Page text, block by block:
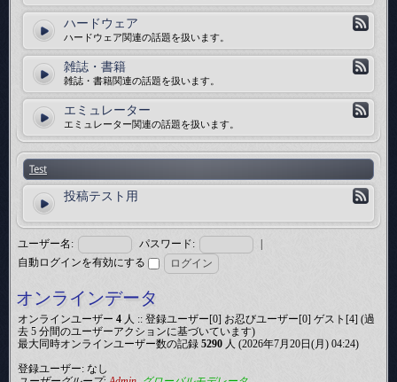
ハードウェア
ハードウェア関連の話題を扱います。
雑誌・書籍
雑誌・書籍関連の話題を扱います。
エミュレーター
エミュレーター関連の話題を扱います。
Test
投稿テスト用
ユーザー名: パスワード:
|
自動ログインを有効にする
オンラインデータ
オンラインユーザー 4 人 :: 登録ユーザー[0] お忍びユーザー[0] ゲスト[4] (過
去 5 分間のユーザーアクションに基づいています)
最大同時オンラインユーザー数の記録 5290 人 (2026年7月20日(月) 04:24)
登録ユーザー: なし